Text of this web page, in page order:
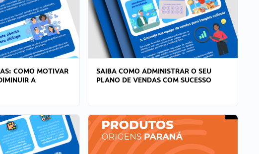
COMO MOTIVAR
A
SAIBA COMO ADMINISTRAR O SEU
PLANO DE VENDAS COM SUCESSO